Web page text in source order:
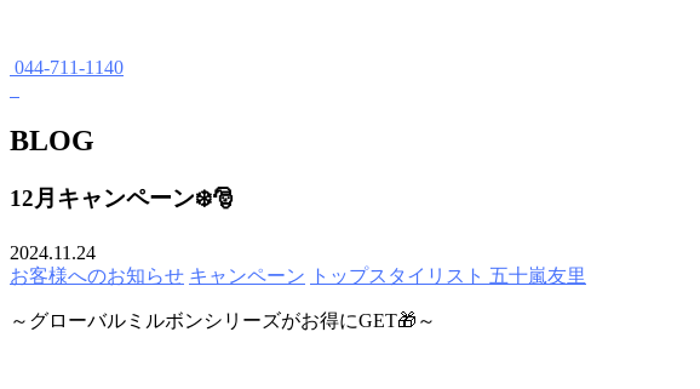
044-711-1140
BLOG
12月キャンペーン❄️🎅
2024.11.24
お客様へのお知らせ キャンペーン トップスタイリスト 五十嵐友里
～グローバルミルボンシリーズがお得にGET🎁～